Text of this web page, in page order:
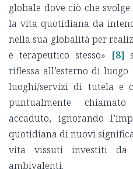
globale dove ciò che
la vita quotidiana da
nella sua globalità per
e terapeutico stesso» [8]
riflessa all’esterno di
luoghi/servizi di tutela e
puntualmente
accaduto, ignorando
quotidiana di nuovi
vita vissuti investiti da
ambivalenti.